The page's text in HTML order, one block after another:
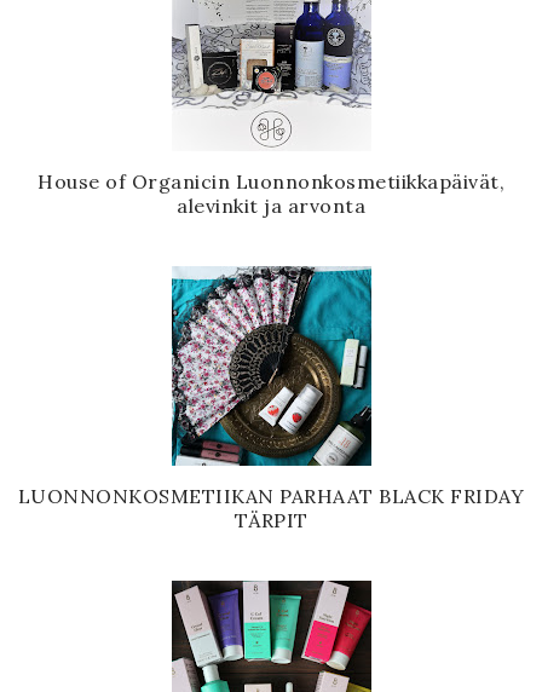
House of Organicin Luonnonkosmetiikkapäivät,
alevinkit ja arvonta
LUONNONKOSMETIIKAN PARHAAT BLACK FRIDAY
TÄRPIT